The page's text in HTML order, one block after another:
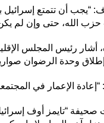
“يجب أن تتمتع إسرائيل
الله، حتى وإن لم يكن
أشار رئيس المجلس
وحدة الرضوان
“إعادة الإعمار في